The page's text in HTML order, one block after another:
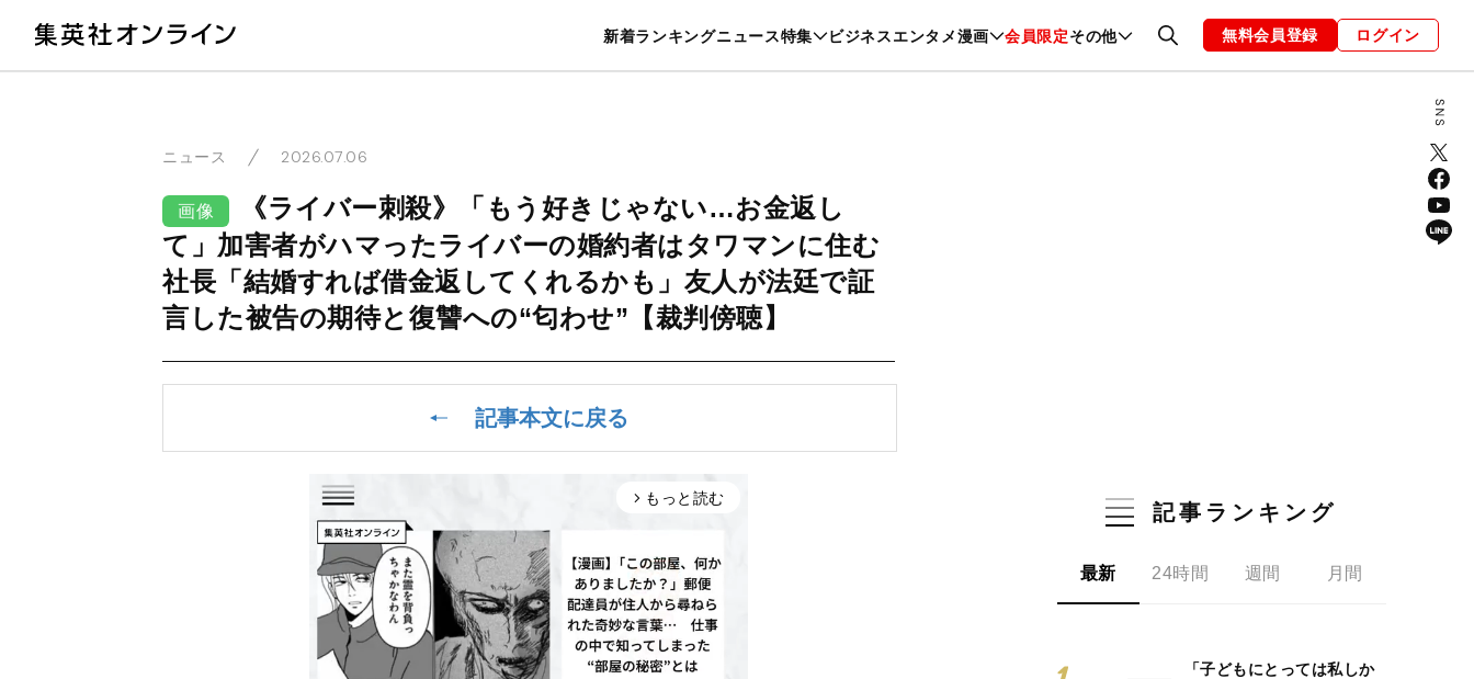
新着ランキングニュース特集 ビジネスエンタメ漫画 会員限定その他
暮らし スポーツ ヘルスケア 美容 グルメ ファッション 恋愛・結婚 編集部 お知らせ
無料会員登録 ログイン
ニュース 2026.07.06
画像
《ライバー刺殺》「もう好きじゃない…お金返し
て」加害者がハマったライバーの婚約者はタワマンに住む
社長「結婚すれば借金返してくれるかも」友人が法廷で証
言した被告の期待と復讐への“匂わせ”【裁判傍聴】
記事本文に戻る
arrow_forward_ios もっと読む
記事ランキング
最新 24時間 週間 月間
「子どもにとっては私しか